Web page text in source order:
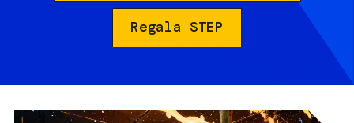
Regala STEP